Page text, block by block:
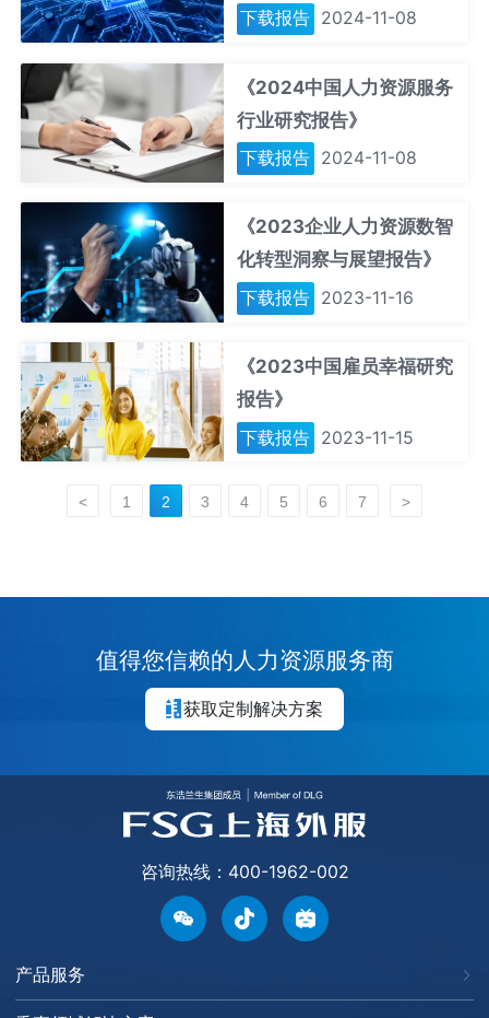
力资源管理研究报告》
下载报告 2024-11-08
《2024中国人力资源服务
行业研究报告》
下载报告 2024-11-08
《2023企业人力资源数智
化转型洞察与展望报告》
下载报告 2023-11-16
《2023中国雇员幸福研究
报告》
下载报告 2023-11-15
< 1 2 3 4 5 6 7 >
值得您信赖的人力资源服务商
获取定制解决方案
咨询热线：400-1962-002
产品服务